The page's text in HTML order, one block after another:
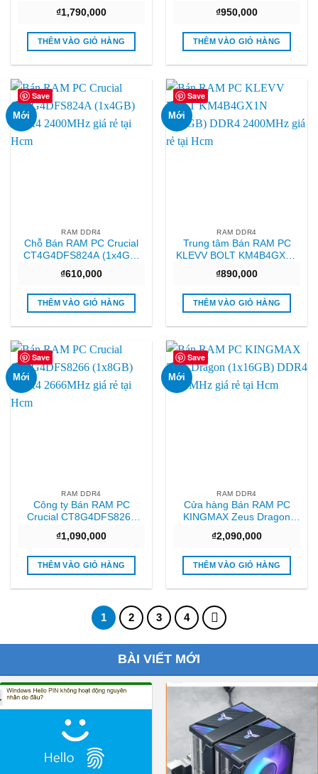
DDR4 2400MHz Giá rẻ
₫1,790,000
THÊM VÀO GIỎ HÀNG
Giá rẻ
₫950,000
THÊM VÀO GIỎ HÀNG
Save
Mới
RAM DDR4
Chỗ Bán RAM PC Crucial
CT4G4DFS824A (1x4GB)
₫610,000
THÊM VÀO GIỎ HÀNG
Save
Mới
RAM DDR4
Trung tâm Bán RAM PC
KLEVV BOLT KM4B4GX1N
Sài gòn
₫890,000
THÊM VÀO GIỎ HÀNG
Save
Mới
RAM DDR4
Công ty Bán RAM PC
Crucial CT8G4DFS8266
Giá rẻ
₫1,090,000
THÊM VÀO GIỎ HÀNG
Save
Mới
RAM DDR4
Cửa hàng Bán RAM PC
KINGMAX Zeus Dragon
Hcm
₫2,090,000
THÊM VÀO GIỎ HÀNG
1 2 3 4
BÀI VIẾT MỚI